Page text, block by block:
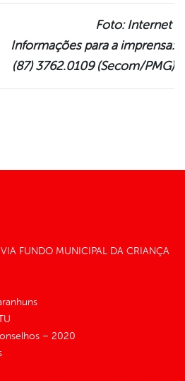
Foto: Internet
Informações para a imprensa:
(87) 3762.0109 (Secom/PMG)
FUNDO MUNICIPAL DA CRIANÇA
– 2020